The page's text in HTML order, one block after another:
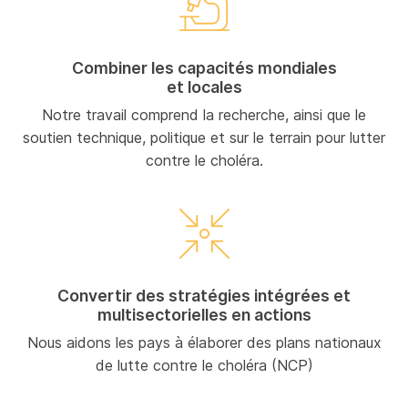
Combiner les capacités mondiales
et locales
Notre travail comprend la recherche, ainsi que le
soutien technique, politique et sur le terrain pour lutter
contre le choléra.
Convertir des stratégies intégrées et
multisectorielles en actions
Nous aidons les pays à élaborer des plans nationaux
de lutte contre le choléra (NCP)